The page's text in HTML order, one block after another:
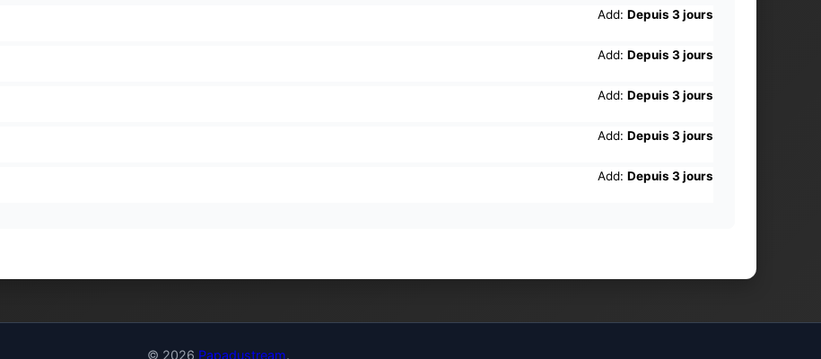
Add: Depuis 3 jours
Add: Depuis 3 jours
Add: Depuis 3 jours
Add: Depuis 3 jours
Add: Depuis 3 jours
© 2026 Papadustream.